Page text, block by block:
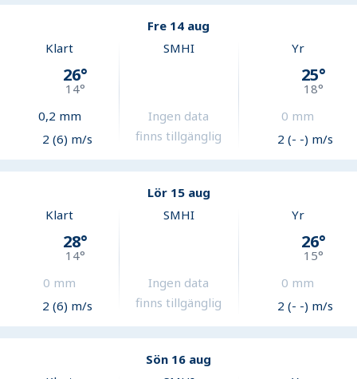
Fre 14 aug
Klart
26°
14°
0,2 mm
2 (6) m/s
SMHI
Ingen data
finns tillgänglig
Yr
25°
18°
0 mm
2 (- -) m/s
Lör 15 aug
Klart
28°
14°
0 mm
2 (6) m/s
SMHI
Ingen data
finns tillgänglig
Yr
26°
15°
0 mm
2 (- -) m/s
Sön 16 aug